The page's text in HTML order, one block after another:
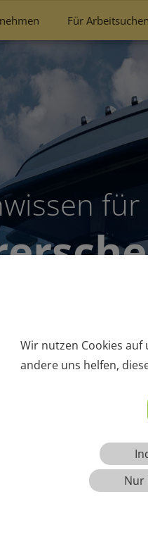
Wir nutzen Cookies
andere uns helfen,
Nur
Für